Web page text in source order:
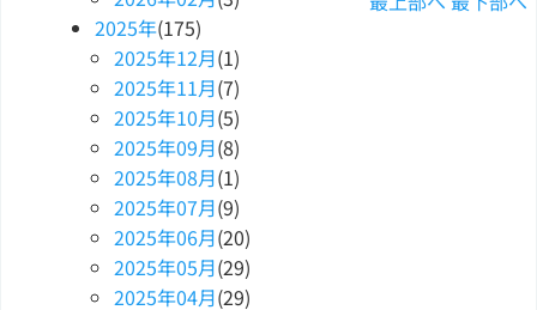
2025年(175)
2025年12月(1)
2025年11月(7)
2025年10月(5)
2025年09月(8)
2025年08月(1)
2025年07月(9)
2025年06月(20)
2025年05月(29)
2025年04月(29)